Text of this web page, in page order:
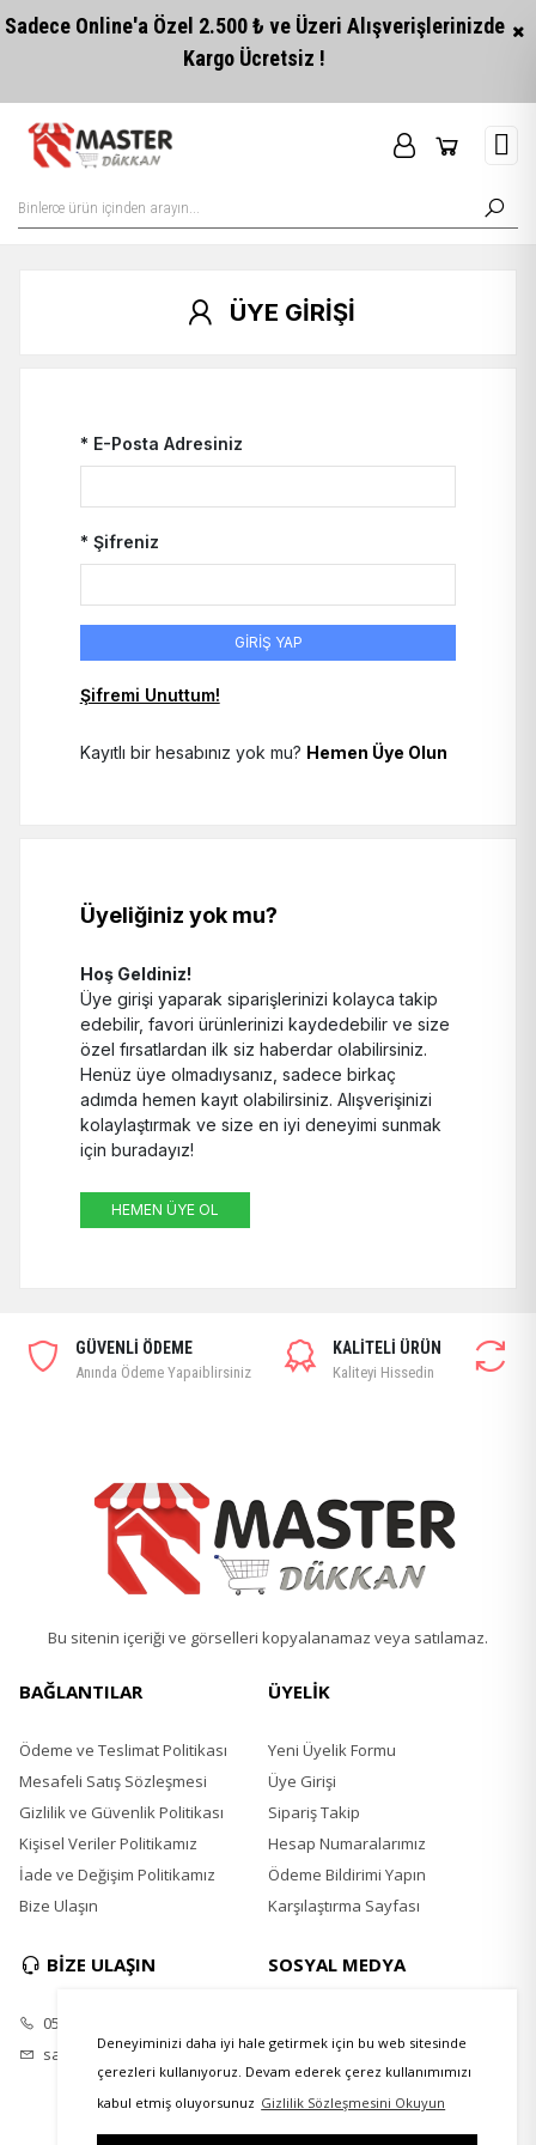
Deneyiminizi daha iyi hale getirmek için bu web sitesinde
çerezleri kullanıyoruz. Devam ederek çerez kullanımımızı
kabul etmiş oluyorsunuz Gizlilik Sözleşmesini Okuyun
Sadece Online'a Özel 2.500 ₺ ve Üzeri Alışverişlerinizde
Kargo Ücretsiz !
ÜYE GİRİŞİ
* E-Posta Adresiniz
* Şifreniz
GİRİŞ YAP
Şifremi Unuttum!
Kayıtlı bir hesabınız yok mu? Hemen Üye Olun
Üyeliğiniz yok mu?
Hoş Geldiniz!
Üye girişi yaparak siparişlerinizi kolayca takip
edebilir, favori ürünlerinizi kaydedebilir ve size
özel fırsatlardan ilk siz haberdar olabilirsiniz.
Henüz üye olmadıysanız, sadece birkaç
adımda hemen kayıt olabilirsiniz. Alışverişinizi
kolaylaştırmak ve size en iyi deneyimi sunmak
için buradayız!
HEMEN ÜYE OL
GÜVENLİ ÖDEME
Anında Ödeme Yapaiblirsiniz
KALİTELİ ÜRÜN
Kaliteyi Hissedin
Bu sitenin içeriği ve görselleri kopyalanamaz veya satılamaz.
BAĞLANTILAR
Ödeme ve Teslimat Politikası
Mesafeli Satış Sözleşmesi
Gizlilik ve Güvenlik Politikası
Kişisel Veriler Politikamız
İade ve Değişim Politikamız
Bize Ulaşın
ÜYELİK
Yeni Üyelik Formu
Üye Girişi
Sipariş Takip
Hesap Numaralarımız
Ödeme Bildirimi Yapın
Karşılaştırma Sayfası
BİZE ULAŞIN
0535 867 2161
satis@masterpick.net
SOSYAL MEDYA